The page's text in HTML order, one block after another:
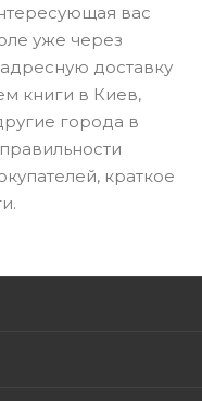
вас
уже через
доставку
книги в Киев,
города в
краткое